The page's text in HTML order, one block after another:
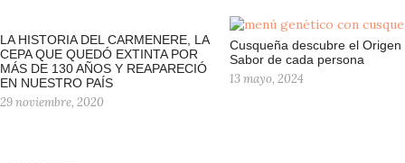
LA HISTORIA DEL CARMENERE, LA
CEPA QUE QUEDÓ EXTINTA POR
MÁS DE 130 AÑOS Y REAPARECIÓ
EN NUESTRO PAÍS
29 noviembre, 2020
Cusqueña descubre el Origen
Sabor de cada persona
13 mayo, 2024